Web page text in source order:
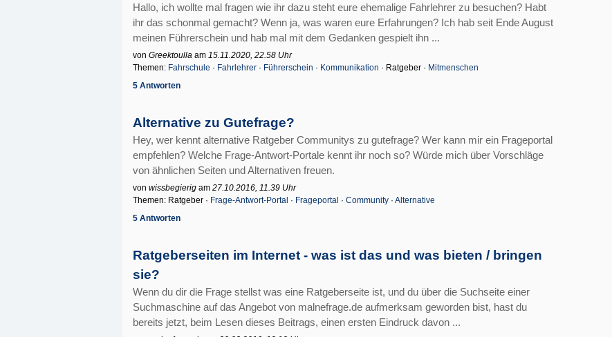
Hallo, ich wollte mal fragen wie ihr dazu steht eure ehemalige Fahrlehrer zu besuchen? Habt
ihr das schonmal gemacht? Wenn ja, was waren eure Erfahrungen? Ich hab seit Ende August
meinen Führerschein und hab mal mit dem Gedanken gespielt ihn ...
von Greektoulla am 15.11.2020, 22.58 Uhr
Themen: Fahrschule · Fahrlehrer · Führerschein · Kommunikation · Ratgeber · Mitmenschen
5 Antworten
Alternative zu Gutefrage?
Hey, wer kennt alternative Ratgeber Communitys zu gutefrage? Wer kann mir ein Frageportal
empfehlen? Welche Frage-Antwort-Portale kennt ihr noch so? Würde mich über Vorschläge
von ähnlichen Seiten und Alternativen freuen.
von wissbegierig am 27.10.2016, 11.39 Uhr
Themen: Ratgeber · Frage-Antwort-Portal · Frageportal · Community · Alternative
5 Antworten
Ratgeberseiten im Internet - was ist das und was bieten / bringen
sie?
Wenn du dir die Frage stellst was eine Ratgeberseite ist, und du über die Suchseite einer
Suchmaschine auf das Angebot von malnefrage.de aufmerksam geworden bist, hast du
bereits jetzt, beim Lesen dieses Beitrags, einen ersten Eindruck davon ...